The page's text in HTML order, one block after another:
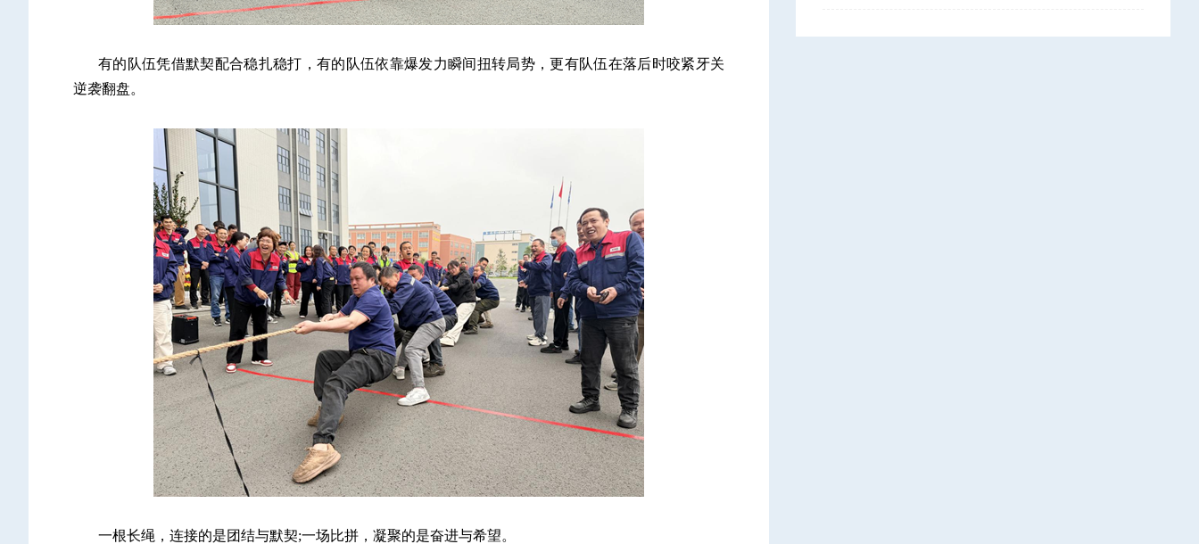
有的队伍凭借默契配合稳扎稳打，有的队伍依靠爆发力瞬间扭转局势，更有队伍在落后时咬紧牙关
逆袭翻盘。
一根长绳，连接的是团结与默契;一场比拼，凝聚的是奋进与希望。